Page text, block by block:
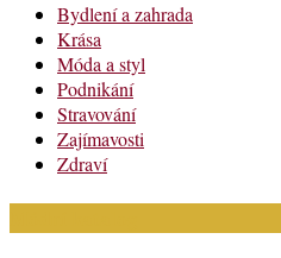
Bydlení a zahrada
Krása
Móda a styl
Podnikání
Stravování
Zajímavosti
Zdraví